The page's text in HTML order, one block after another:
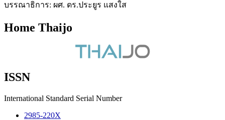
บรรณาธิการ: ผศ. ดร.ประยูร แสงใส
Home Thaijo
ISSN
International Standard Serial Number
2985-220X